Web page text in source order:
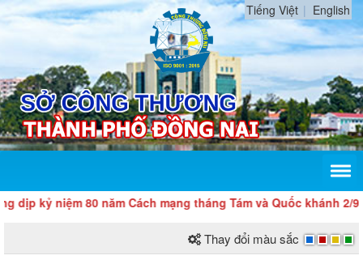
Tiếng Việt English
niệm 80 năm Cách mạng tháng Tám và Quốc khánh 2/9
Thay đổi màu sắc